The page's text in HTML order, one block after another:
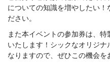
についての知識を増やしたい！
ださい。
また本イベントの参加券は、
いたします！シックなオリジ
なりますので、ぜひこの機会を